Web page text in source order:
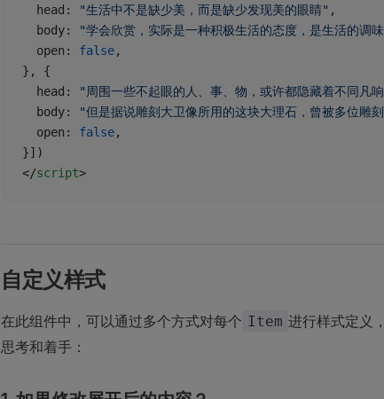
  head:
"生活中不是缺少美，而是缺少发现美的眼睛" ,
  body:
"学会欣赏，实际是一种积极生活的态度，是生活的调
  open:
false,
}, {
  head:
"周围一些不起眼的人、事、物，或许都隐藏着不同凡
  body:
"但是据说雕刻大卫像所用的这块大理石，曾被多位雕
  open:
false,
}])
</script>
自定义样式
在此组件中，可以通过多个方式对每个 Item 进行样式定义
思考和着手：